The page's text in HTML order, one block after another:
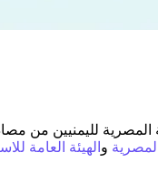
المصرية لليمنيين من
و الهيئة العامة